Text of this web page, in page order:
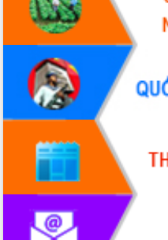
Thuột
Định vị cà phê Việt Nam như một “di
sản sống” trong dòng chảy toàn cầu
Xây dựng nông thôn mới: Nâng cao đời
sống người dân từ những mô hình thiết
thực
Quyết liệt tháo gỡ vướng mắc, đẩy
nhanh tiến độ các dự án trọng điểm
trong Khu kinh tế Nam Phú Yên
Hòn Yến phát triển du lịch gắn với bảo
tồn biển
Lấy ý kiến điều chỉnh Quy hoạch tỉnh
Đắk Lắk thời kỳ 2021-2030, tầm nhìn
đến năm 2050